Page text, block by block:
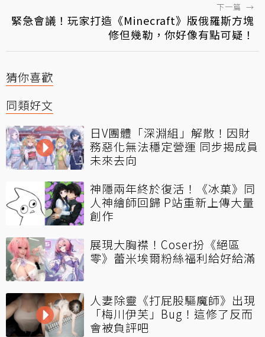
下一篇 →
緊急會議！玩家打造《Minecraft》版俄羅斯方塊
修但幾勒，你好像有點可疑！
猜你喜歡
同類好文
日V團體「深淵組」解散！因財
務惡化無法穩定營運 同步揭成員
未來去向
神隱兩年終於復活！《冰菓》同
人神繪師回歸 P站重新上傳大量
創作
展現大胸襟！Coser扮《絕區
零》蕾米埃爾粉絲福利給好給滿
人妻除靈《打屁股驅魔師》出現
「梅川伊芙」Bug！這修了反而
會被負評吧